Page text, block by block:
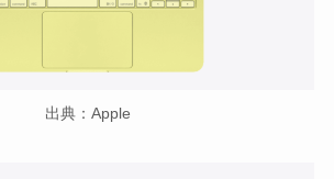
出典：Apple